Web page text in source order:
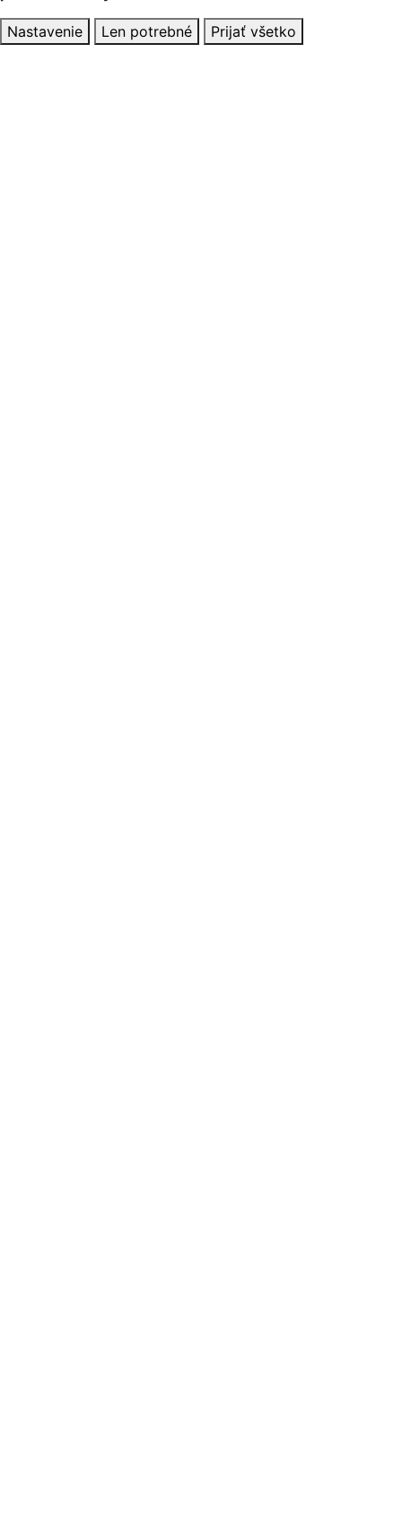
Nastavenie Len potrebné Prijať všetko